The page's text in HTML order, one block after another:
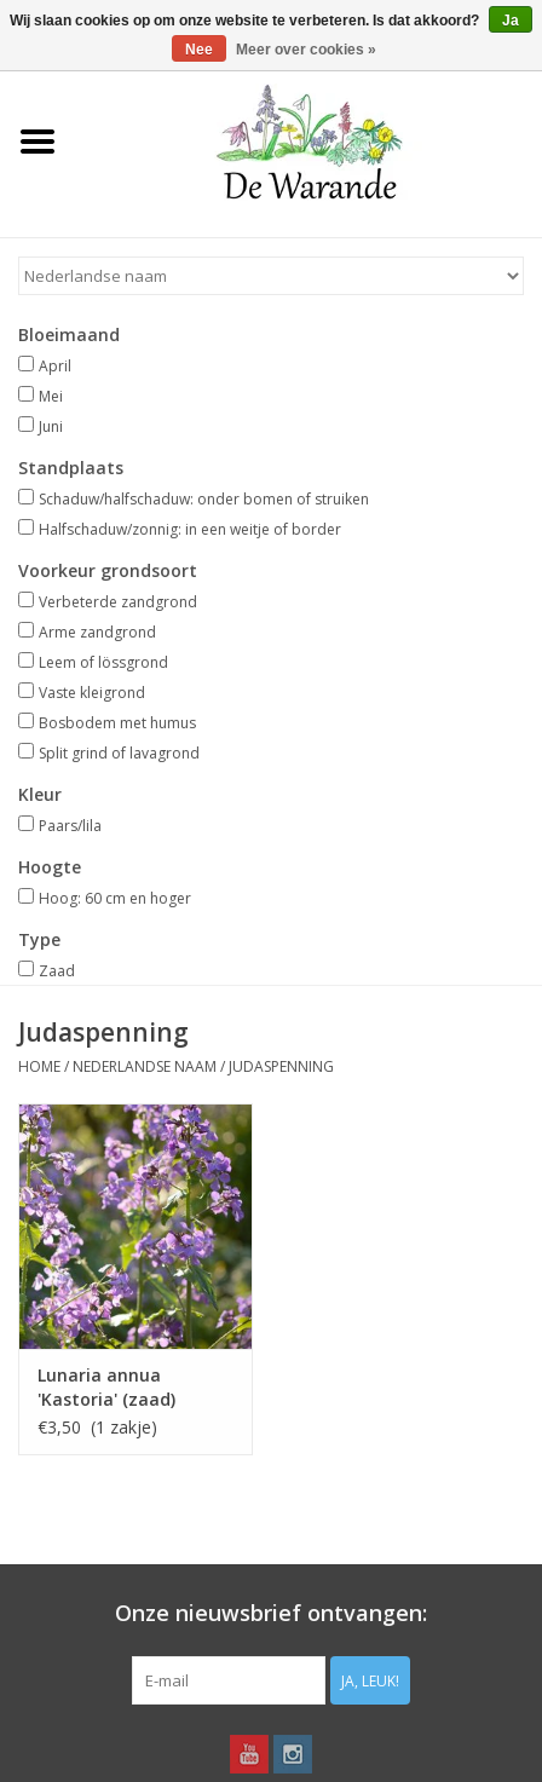
Winkelwagen >0 Artikelen - €0,00
Home
Voorjaarsbloeiers
Zomerbloeiers
Herfstbloeiers
Schaduwplanten
Aanbiedingen
Bodemverbetering
Overige producten
Advies
Onze tuinen!
Sterke Bollen Dagen
Nieuws
Bloeimaand
April
Mei
Juni
Standplaats
Schaduw/halfschaduw: onder bomen of struiken
Halfschaduw/zonnig: in een weitje of border
Voorkeur grondsoort
Verbeterde zandgrond
Arme zandgrond
Leem of lössgrond
Vaste kleigrond
Bosbodem met humus
Split grind of lavagrond
Kleur
Paars/lila
Hoogte
Hoog: 60 cm en hoger
Type
Zaad
Judaspenning
HOME/ NEDERLANDSE NAAM / JUDASPENNING
Lunaria annua
'Kastoria' (zaad)
€3,50 (1 zakje)
Onze nieuwsbrief ontvangen:
JA, LEUK!
Wij slaan cookies op om onze website te verbeteren. Is dat akkoord?
Ja
Nee
Meer over cookies »